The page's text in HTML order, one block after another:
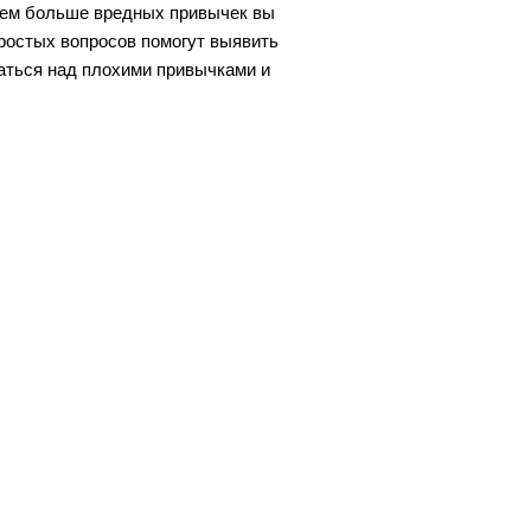
больше вредных привычек вы
вопросов помогут выявить
над плохими привычками и